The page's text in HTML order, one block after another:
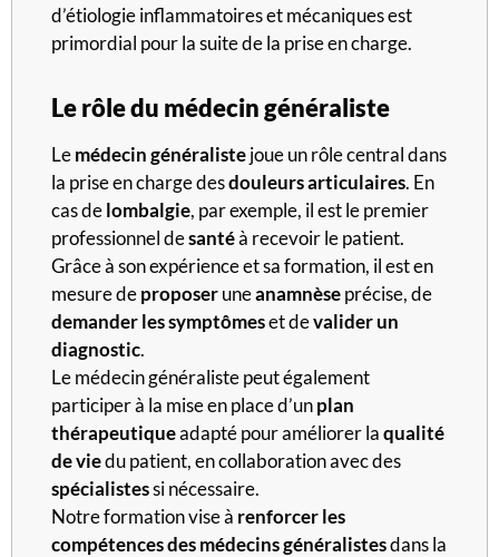
d’étiologie inflammatoires et mécaniques est
primordial pour la suite de la prise en charge.
Le rôle du médecin généraliste
Lemédecin généralistejoue un rôle central dans
la prise en charge desdouleurs articulaires. En
cas delombalgie, par exemple, il est le premier
professionnel desantéà recevoir le patient.
Grâce à son expérience et sa formation, il est en
mesure deproposeruneanamnèseprécise, de
demanderlessymptômeset devaliderun
diagnostic.
Le médecin généraliste peut également
participer à la mise en place d’unplan
thérapeutiqueadapté pour améliorer laqualité
de viedu patient, en collaboration avec des
spécialistessi nécessaire.
Notre formation vise à renforcer les
compétences des médecins généralistesdans la